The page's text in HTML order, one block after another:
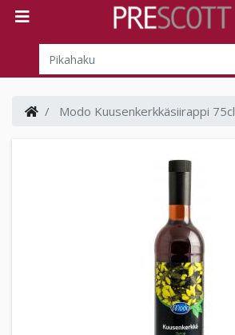
Modo Kuusenkerkkäsiirappi 75cl